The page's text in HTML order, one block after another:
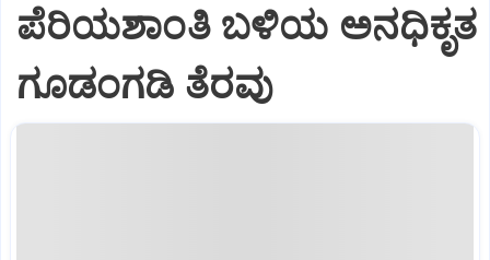
ಪೆರಿಯಶಾಂತಿ ಬಳಿಯ ಅನಧಿಕೃತ
ಗೂಡಂಗಡಿ ತೆರವು